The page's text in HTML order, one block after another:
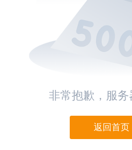
非常抱歉，服务
返回首页